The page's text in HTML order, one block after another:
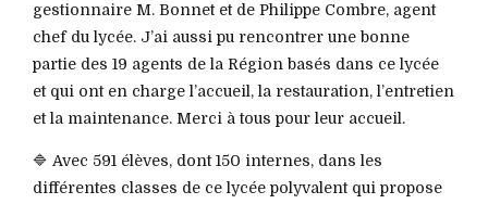
gestionnaire M. Bonnet et de Philippe Combre, agent
chef du lycée. J’ai aussi pu rencontrer une bonne
partie des 19 agents de la Région basés dans ce lycée
et qui ont en charge l’accueil, la restauration, l’entretien
et la maintenance. Merci à tous pour leur accueil.
🔷 Avec 591 élèves, dont 150 internes, dans les
différentes classes de ce lycée polyvalent qui propose